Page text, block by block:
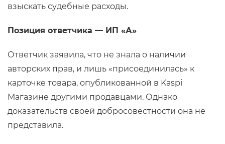
взыскать судебные расходы.
Позиция ответчика — ИП «А»
Ответчик заявила, что не знала о наличии
авторских прав, и лишь «присоединилась» к
карточке товара, опубликованной в Kaspi
Магазине другими продавцами. Однако
доказательств своей добросовестности она не
представила.